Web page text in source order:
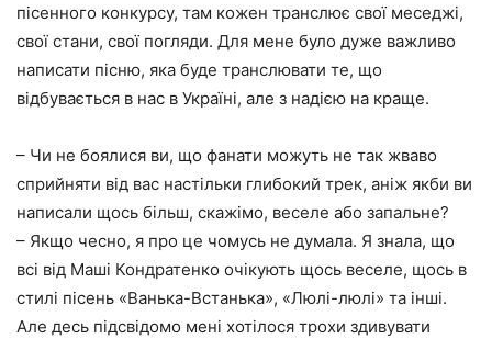
пісенного конкурсу, там кожен транслює свої меседжі,
свої стани, свої погляди. Для мене було дуже важливо
написати пісню, яка буде транслювати те, що
відбувається в нас в Україні, але з надією на краще.
– Чи не боялися ви, що фанати можуть не так жваво
сприйняти від вас настільки глибокий трек, аніж якби ви
написали щось більш, скажімо, веселе або запальне?
– Якщо чесно, я про це чомусь не думала. Я знала, що
всі від Маші Кондратенко очікують щось веселе, щось в
стилі пісень «Ванька-Встанька», «Люлі-люлі» та інші.
Але десь підсвідомо мені хотілося трохи здивувати